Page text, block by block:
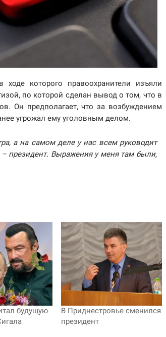
которого правоохранители изъяли
по которой сделан вывод о том, что в
Он предполагает, что за возбуждением
угрожал ему уголовным делом.
а на самом деле у нас всем руководит
президент. Выражения у меня там были,
будущую
В Приднестровье сменился
президент